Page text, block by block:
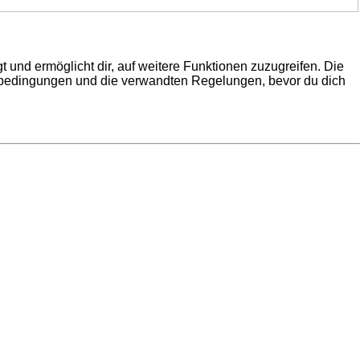
ermöglicht dir, auf weitere Funktionen zuzugreifen. Die
und die verwandten Regelungen, bevor du dich